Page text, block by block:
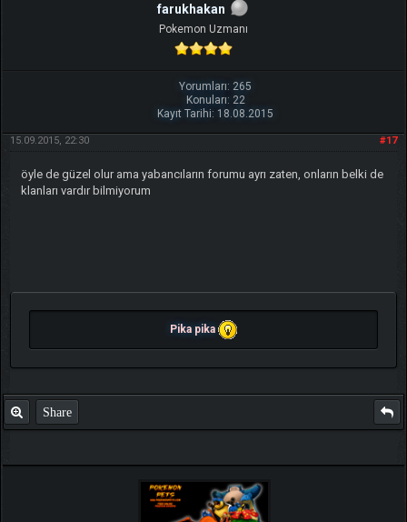
farukhakan
Pokemon Uzmanı
Yorumları: 265
Konuları: 22
Kayıt Tarihi: 18.08.2015
#17
15.09.2015, 22:30
öyle de güzel olur ama yabancıların forumu ayrı zaten, onların belki de
klanları vardır bilmiyorum
Pika pika
Share